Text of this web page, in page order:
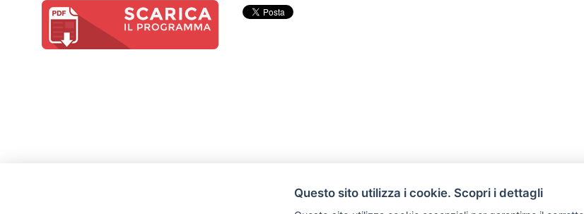
Questo sito utilizza i cookie. Scopri i dettagli